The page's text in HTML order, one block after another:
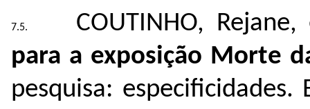
COUTINHO,
para a exposição Morte
pesquisa: